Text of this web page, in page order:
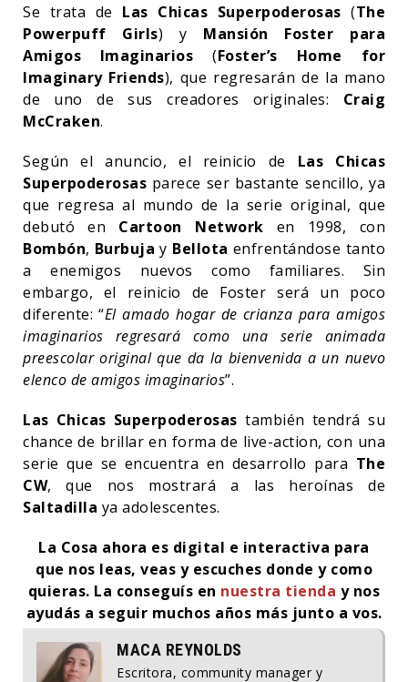
Se trata de Las Chicas Superpoderosas (The
Powerpuff Girls) y Mansión Foster para
Amigos Imaginarios (Foster’s Home for
Imaginary Friends), que regresarán de la mano
de uno de sus creadores originales: Craig
McCraken.
Según el anuncio, el reinicio de Las Chicas
Superpoderosas parece ser bastante sencillo, ya
que regresa al mundo de la serie original, que
debutó en Cartoon Network en 1998, con
Bombón, Burbujay Bellota enfrentándose tanto
a enemigos nuevos como familiares. Sin
embargo, el reinicio de Foster será un poco
diferente: “El amado hogar de crianza para amigos
imaginarios regresará como una serie animada
preescolar original que da la bienvenida a un nuevo
elenco de amigos imaginarios”.
Las Chicas Superpoderosastambién tendrá su
chance de brillar en forma de live-action, con una
serie que se encuentra en desarrollo para The
CW, que nos mostrará a las heroínas de
Saltadilla ya adolescentes.
La Cosa ahora es digital e interactiva para
que nos leas, veas y escuches donde y como
quieras. La conseguís en nuestra tienda y nos
ayudás a seguir muchos años más junto a vos.
MACA REYNOLDS
Escritora, community manager y